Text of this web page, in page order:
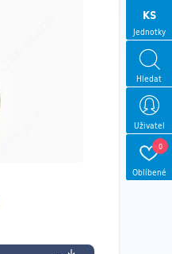
KS
Jednotky
Hledat
Uživatel
0
Oblíbené